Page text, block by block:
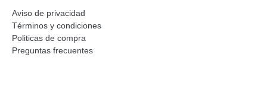
Aviso de privacidad
Términos y condiciones
Politicas de compra
Preguntas frecuentes